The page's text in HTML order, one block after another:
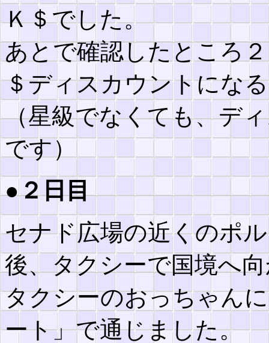
Ｋ＄でした。
あとで確認したところ
＄ディスカウントにな
（星級でなくても、デ
です）
●２日目
セナド広場の近くのポ
後、タクシーで国境へ
タクシーのおっちゃん
ート」で通じました。